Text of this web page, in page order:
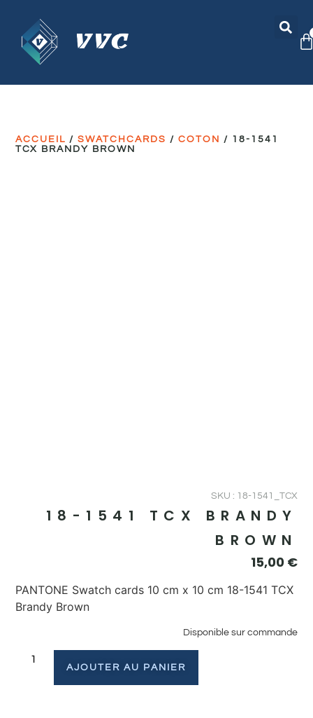
ACCUEIL /SWATCHCARDS /COTON / 18-1541
TCX BRANDY BROWN
SKU : 18-1541_TCX
18-1541 TCX BRANDY
BROWN
15,00 €
PANTONE Swatch cards 10 cm x 10 cm 18-1541 TCX
Brandy Brown
Disponible sur commande
AJOUTER AU PANIER